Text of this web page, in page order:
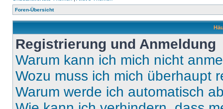
Foren-Übersicht
Registrierung und Anmeldung
Warum kann ich mich nicht
Wozu muss ich mich überhaupt
Warum werde ich automatisch